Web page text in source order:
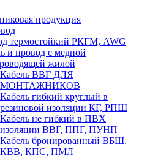
продукция
термостойкий РКГМ, AWG
и провод с медной
жилой
Кабель ВВГ ДЛЯ
МОНТАЖНИКОВ
Кабель гибкий круглый в
резиновой изоляции КГ, РПШ
Кабель не гибкий в ПВХ
изоляции ВВГ, ППГ, ПУНП
Кабель бронированный ВБШ,
КВВ, КПС, ПМЛ